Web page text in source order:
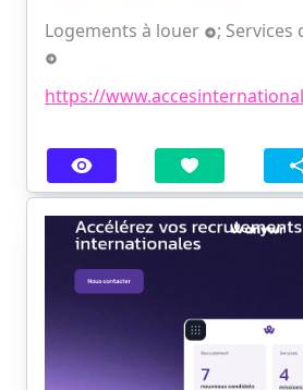
Logements à louer ; Services
https://